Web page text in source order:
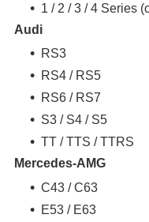
1 / 2 / 3 / 4 Series
Audi
RS3
RS4 / RS5
RS6 / RS7
S3 / S4 / S5
TT / TTS / TTRS
Mercedes-AMG
C43 / C63
E53 / E63